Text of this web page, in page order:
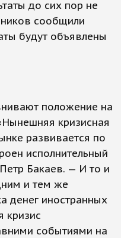
до сих пор не
сообщили
будут объявлены
положение на
кризисная
развивается по
исполнительный
Бакаев. — И то и
и тем же
денег иностранных
кризис
событиями на